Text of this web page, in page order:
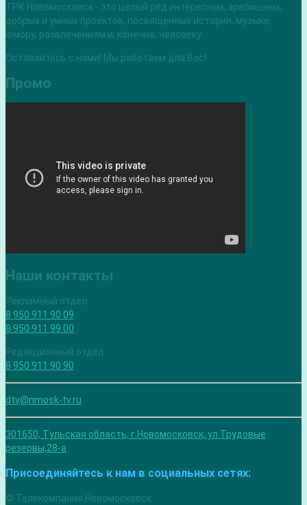
ТРК Новомосковск - это целый ряд интересных, зрелищных,
добрых и умных проектов, посвященных истории, музыке,
юмору, развлечениям и, конечно, человеку.
Оставайтесь с нами! Мы работаем для Вас!
Промо
Наши контакты
Рекламный отдел:
8 950 911 90 09
8 950 911 99 00
Редакционный отдел:
8 950 911 90 90
dtv@nmosk-tv.ru
301650, Тульская область, г.Новомосковск, ул.Трудовые
резервы,28-а
Присоединяйтесь к нам в социальных сетях:
© Телекомпания Новомосковск.